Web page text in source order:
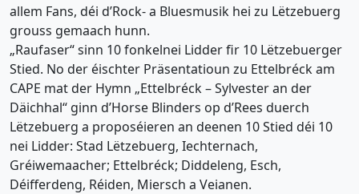
allem Fans, déi d’Rock- a Bluesmusik hei zu Lëtzebuerg
grouss gemaach hunn.
„Raufaser“ sinn 10 fonkelnei Lidder fir 10 Lëtzebuerger
Stied. No der éischter Präsentatioun zu Ettelbréck am
CAPE mat der Hymn „Ettelbréck – Sylvester an der
Däichhal“ ginn d’Horse Blinders op d’Rees duerch
Lëtzebuerg a proposéieren an deenen 10 Stied déi 10
nei Lidder: Stad Lëtzebuerg, Iechternach,
Gréiwemaacher; Ettelbréck; Diddeleng, Esch,
Déifferdeng, Réiden, Miersch a Veianen.